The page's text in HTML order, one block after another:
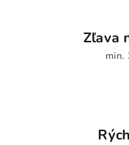
Zľava
min.